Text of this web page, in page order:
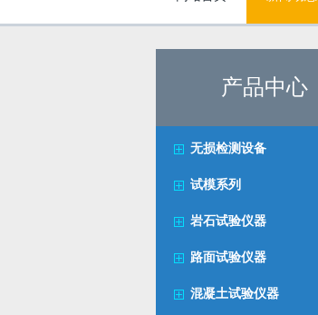
产品中心
无损检测设备
试模系列
岩石试验仪器
路面试验仪器
混凝土试验仪器